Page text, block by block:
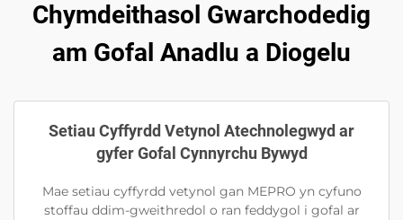
Chymdeithasol Gwarchodedig
am Gofal Anadlu a Diogelu
Setiau Cyffyrdd Vetynol Atechnolegwyd ar
gyfer Gofal Cynnyrchu Bywyd
Mae setiau cyffyrdd vetynol gan MEPRO yn cyfuno
stoffau ddim-gweithredol o ran feddygol i gofal ar